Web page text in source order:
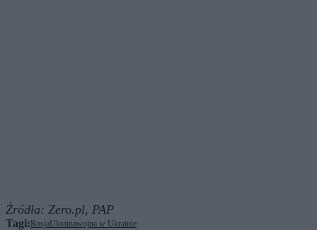
Źródła: Zero.pl, PAP
Tagi: RosjaUkrainawojna w Ukrainie